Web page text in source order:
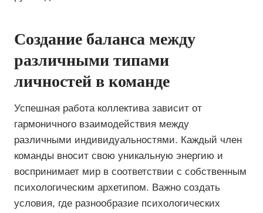
Создание баланса между
различными типами
личностей в команде
Успешная работа коллектива зависит от
гармоничного взаимодействия между
различными индивидуальностями. Каждый член
команды вносит свою уникальную энергию и
воспринимает мир в соответствии с собственным
психологическим архетипом. Важно создать
условия, где разнообразие психологических